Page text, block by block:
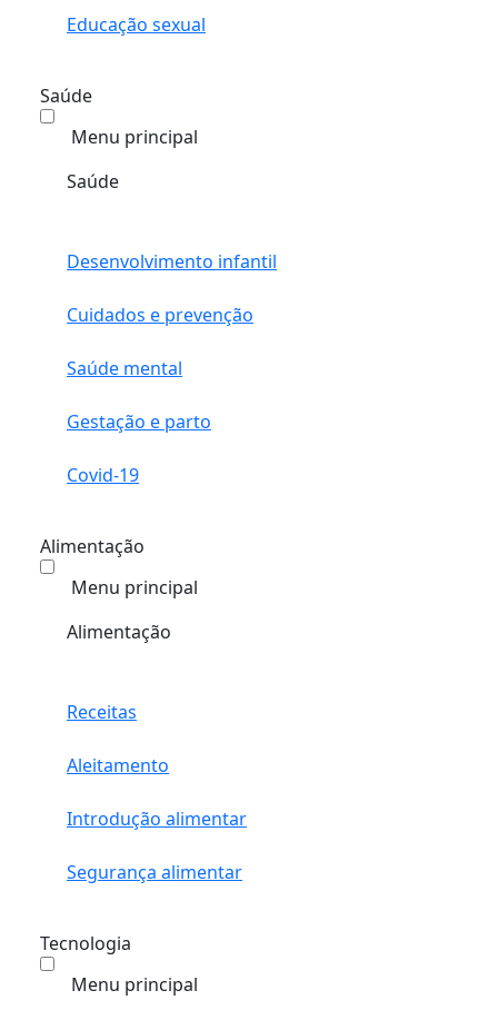
Educação sexual
Saúde
Menu principal
Saúde
Desenvolvimento infantil
Cuidados e prevenção
Saúde mental
Gestação e parto
Covid-19
Alimentação
Menu principal
Alimentação
Receitas
Aleitamento
Introdução alimentar
Segurança alimentar
Tecnologia
Menu principal